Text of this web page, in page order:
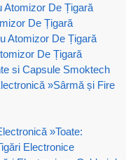
Atomizor De Țigară
De Țigară
Atomizor De Țigară
De Țigară
si Capsule Smoktech
»Sârmă și Fire
»Toate:
Electronice